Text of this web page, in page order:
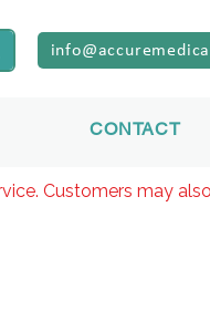
CONTACT
Customers may